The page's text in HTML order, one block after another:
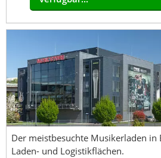
Der meistbesuchte Musikerladen in
Laden- und Logistikflächen.